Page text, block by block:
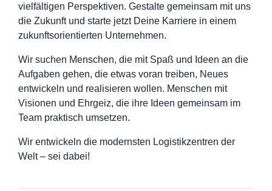
vielfältigen Perspektiven. Gestalte gemeinsam mit uns
die Zukunft und starte jetzt Deine Karriere in einem
zukunftsorientierten Unternehmen.
Wir suchen Menschen, die mit Spaß und Ideen an die
Aufgaben gehen, die etwas voran treiben, Neues
entwickeln und realisieren wollen. Menschen mit
Visionen und Ehrgeiz, die ihre Ideen gemeinsam im
Team praktisch umsetzen.
Wir entwickeln die modernsten Logistikzentren der
Welt – sei dabei!